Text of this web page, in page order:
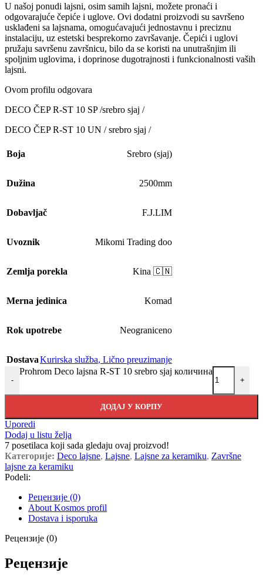
U našoj ponudi lajsni, osim samih lajsni, možete pronaći i
odgovarajuće čepiće i uglove. Ovi dodatni proizvodi su savršeno
usklađeni sa lajsnama, omogućavajući jednostavnu i preciznu
instalaciju, uz estetski besprekorno završavanje. Čepići i uglovi
pružaju savršenu završnicu, bilo da se koristi na unutrašnjim ili
spoljnim uglovima, i doprinose dugotrajnosti i funkcionalnosti vaših
lajsni.
Ovom profilu odgovara
DECO ČEP R-ST 10 SP /srebro sjaj /
DECO ČEP R-ST 10 UN / srebro sjaj /
Boja Srebro (sjaj)
Dužina 2500mm
Dobavljač F.J.LIM
Uvoznik Mikomi Trading doo
Zemlja porekla Kina 🇨🇳
Merna jedinica Komad
Rok upotrebe Neograniceno
DostavaKurirska služba, Lično preuzimanje
-
Prohrom Deco lajsna R-ST 10 srebro sjaj количина
+
ДОДАЈ У КОРПУ
Uporedi
Dodaj u listu želja
7 posetilaca koji sada gledaju ovaj proizvod!
Категорије: Deco lajsne, Lajsne, Lajsne za keramiku, Završne
lajsne za keramiku
Podeli:
Рецензије (0)
About Kosmos profil
Dostava i isporuka
Рецензије (0)
Рецензије